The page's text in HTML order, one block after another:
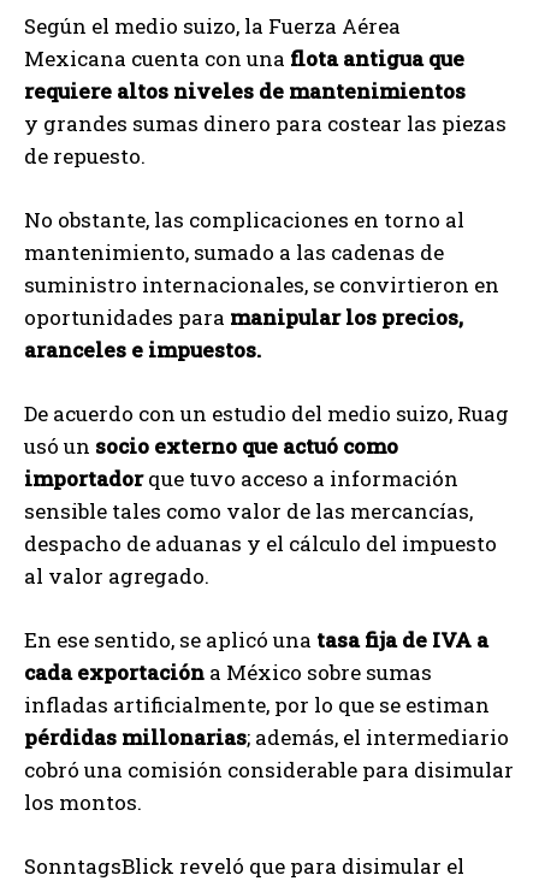
Según el medio suizo, la Fuerza Aérea
Mexicana cuenta con una flota antigua que
requiere altos niveles de mantenimientos
y grandes sumas dinero para costear las piezas
de repuesto.
No obstante, las complicaciones en torno al
mantenimiento, sumado a las cadenas de
suministro internacionales, se convirtieron en
oportunidades para manipular los precios,
aranceles e impuestos.
De acuerdo con un estudio del medio suizo, Ruag
usó un socio externo que actuó como
importadorque tuvo acceso a información
sensible tales como valor de las mercancías,
despacho de aduanas y el cálculo del impuesto
al valor agregado.
En ese sentido, se aplicó una tasa fija de IVA a
cada exportación a México sobre sumas
infladas artificialmente, por lo que se estiman
pérdidas millonarias; además, el intermediario
cobró una comisión considerable para disimular
los montos.
SonntagsBlick reveló que para disimular el